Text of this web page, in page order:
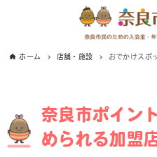
ホーム 店舗・施設 おでかけスポ
奈良市ポイン
められる加盟